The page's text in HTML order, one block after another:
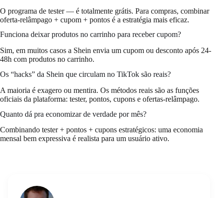
O programa de tester — é totalmente grátis. Para compras, combinar
oferta-relâmpago + cupom + pontos é a estratégia mais eficaz.
Funciona deixar produtos no carrinho para receber cupom?
Sim, em muitos casos a Shein envia um cupom ou desconto após 24-
48h com produtos no carrinho.
Os “hacks” da Shein que circulam no TikTok são reais?
A maioria é exagero ou mentira. Os métodos reais são as funções
oficiais da plataforma: tester, pontos, cupons e ofertas-relâmpago.
Quanto dá pra economizar de verdade por mês?
Combinando tester + pontos + cupons estratégicos: uma economia
mensal bem expressiva é realista para um usuário ativo.